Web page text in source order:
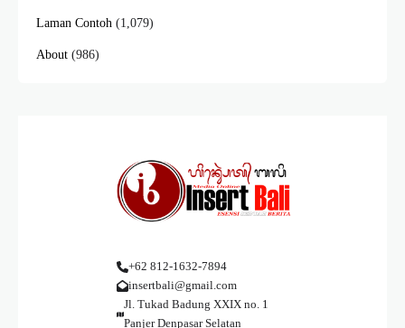
Laman Contoh (1,079)
About (986)
+62 812-1632-7894
insertbali@gmail.com
Jl. Tukad Badung XXIX no. 1
Panjer Denpasar Selatan